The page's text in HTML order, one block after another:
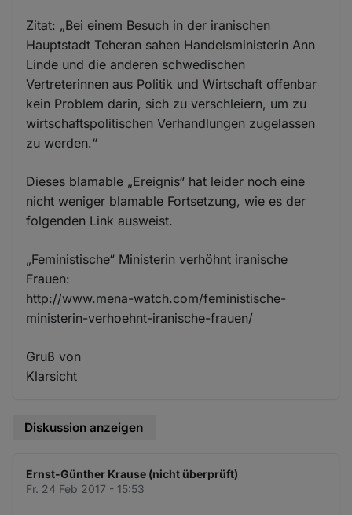
Zitat: „Bei einem Besuch in der iranischen
Hauptstadt Teheran sahen Handelsministerin Ann
Linde und die anderen schwedischen
Vertreterinnen aus Politik und Wirtschaft offenbar
kein Problem darin, sich zu verschleiern, um zu
wirtschaftspolitischen Verhandlungen zugelassen
zu werden.“
Dieses blamable „Ereignis“ hat leider noch eine
nicht weniger blamable Fortsetzung, wie es der
folgenden Link ausweist.
„Feministische“ Ministerin verhöhnt iranische
Frauen:
http://www.mena-watch.com/feministische-
ministerin-verhoehnt-iranische-frauen/
Gruß von
Klarsicht
Diskussion anzeigen
Ernst-Günther Krause (nicht überprüft)
Fr. 24 Feb 2017 - 15:53